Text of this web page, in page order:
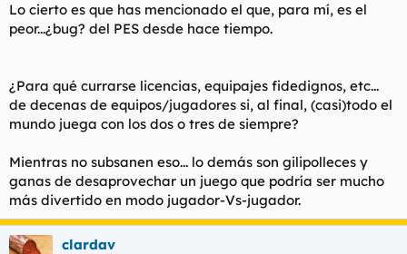
individuales de habilidad. Lo explico. Cuando juguemos por
ejemplo la Liga Máster y tengamos que enfrentarnos al
toque y más toque hasta encontrar el hueco inevitable y
colarnos un gol tras otro. Si jugamos contra el Madrid, sabemos
que pegarán patadónparriba y esperarán que alguno de la
colección de cromos que han fichado haga algo. Es broma,
Para colmo, se ha implementado un nuevo sistema habilidades
para determinados jugadores, al más puro estilo RPG. Son
cartas de habilidad que se le pueden asignar a determinados
futbolistas y que, teniéndolas activadas, realizarán
movimientos especiales asignados en cada carta. Por ejemplo,
Lo cierto es que has mencionado el que, para mí, es el
peor...¿bug? del PES desde hace tiempo.
¿Para qué currarse licencias, equipajes fidedignos, etc...
de decenas de equipos/jugadores si, al final, (casi)todo el
mundo juega con los dos o tres de siempre?
Mientras no subsanen eso... lo demás son gilipolleces y
ganas de desaprovechar un juego que podría ser mucho
más divertido en modo jugador-Vs-jugador.
clardav